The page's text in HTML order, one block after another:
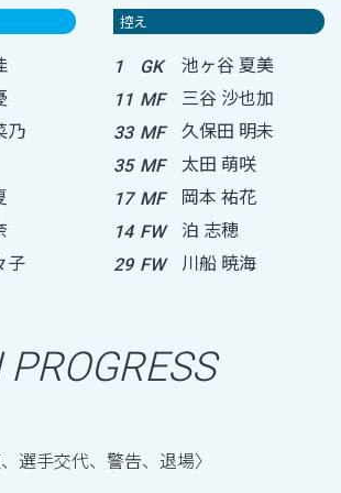
乃
子
控え
1 GK 池ヶ谷 夏美
11 MF 三谷 沙也加
33 MF 久保田 明未
35 MF 太田 萌咲
17 MF 岡本 祐花
14 FW 泊 志穂
29 FW 川船 暁海
、選手交代、警告、退場〉